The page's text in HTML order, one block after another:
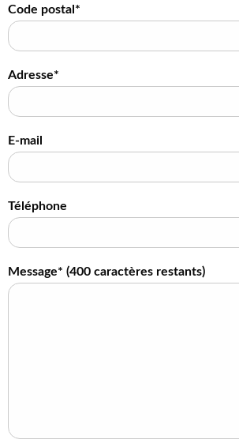
Code postal*
Adresse*
E-mail
Téléphone
Message* (400 caractères restants)